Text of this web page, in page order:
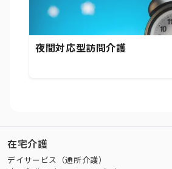
夜間対応型訪問介護
在宅介護
デイサービス（通所介護）